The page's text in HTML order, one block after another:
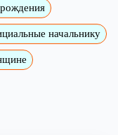
начальнику